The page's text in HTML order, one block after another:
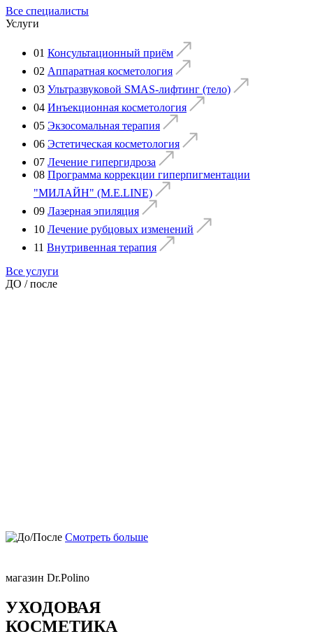
Все специалисты
Услуги
01 Консультационный приём
02 Аппаратная косметология
03 Ультразвуковой SMAS-лифтинг (тело)
04 Инъекционная косметология
05 Экзосомальная терапия
06 Эстетическая косметология
07 Лечение гипергидроза
08 Программа коррекции гиперпигментации
"МИЛАЙН" (M.E.LINE)
09 Лазерная эпиляция
10 Лечение рубцовых изменений
11 Внутривенная терапия
Все услуги
ДО / после
Смотреть больше
магазин Dr.Polino
УХОДОВАЯ
КОСМЕТИКА